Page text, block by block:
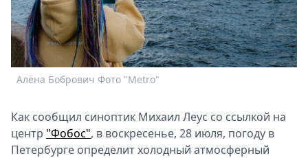
Выборы
2026
Скачай
Metro
Алёна Бобрович Фото "Metro"
Как сообщил синоптик Михаил Леус со ссылкой на
центр "Фобос", в воскресенье, 28 июля, погоду в
Петербурге определит холодный атмосферный